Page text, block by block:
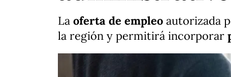
La oferta de empleo autorizada
la región y permitirá incorporar